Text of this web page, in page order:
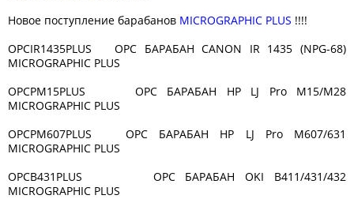
Новое поступление барабанов MICROGRAPHIC PLUS !!!!
OPCIR1435PLUS OPC БАРАБАН CANON IR 1435 (NPG-68)
MICROGRAPHIC PLUS
OPCPM15PLUS OPC БАРАБАН HP LJ Pro M15/M28
MICROGRAPHIC PLUS
OPCPM607PLUS OPC БАРАБАН HP LJ Pro M607/631
MICROGRAPHIC PLUS
OPCB431PLUS OPC БАРАБАН OKI B411/431/432
MICROGRAPHIC PLUS